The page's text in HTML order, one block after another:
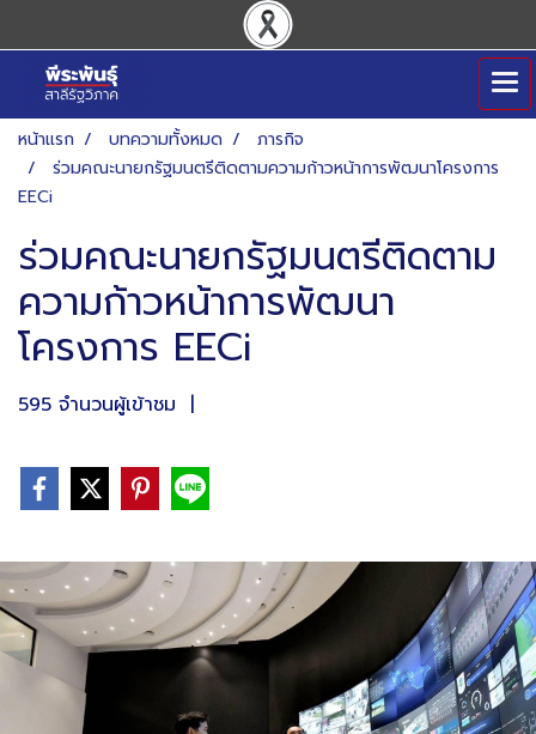
หน้าแรก บทความทั้งหมด
ภารกิจ
ร่วมคณะนายกรัฐมนตรีติดตามความก้าวหน้าการพัฒนาโครงการ
EECi
ร่วมคณะนายกรัฐมนตรีติดตาม
ความก้าวหน้าการพัฒนา
โครงการ EECi
595 จำนวนผู้เข้าชม |